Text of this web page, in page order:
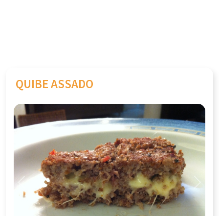
QUIBE ASSADO
Previous Next